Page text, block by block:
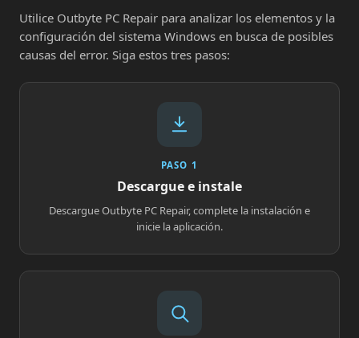
Utilice Outbyte PC Repair para analizar los elementos y la
configuración del sistema Windows en busca de posibles
causas del error. Siga estos tres pasos:
PASO 1
Descargue e instale
Descargue Outbyte PC Repair, complete la instalación e
inicie la aplicación.